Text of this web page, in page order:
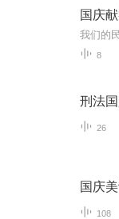
国庆
8
刑法
26
国庆
108